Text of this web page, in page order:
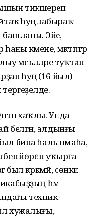
тикшереп
һуңлабыраҡ
башланы. Эйе,
кәмене, мәктәптәр
туҡтап
һуң (16 йыл)
хаҡлы. Унда
белгән, алдынғы
был бина һалынмаһа,
йөрөп уҡырға
был кәрәкмәй, сөнки
һәм
техник,
хужалығы,